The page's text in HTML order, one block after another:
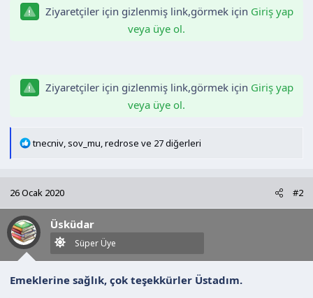
a
i
Ziyaretçiler için gizlenmiş link,görmek için Giriş yap
veya üye ol.
Ziyaretçiler için gizlenmiş link,görmek için Giriş yap
veya üye ol.
T
i
l
e
r
tnecniv sov_mu redrose ve 27 diğerleri
26 Ocak 2020 #2
Üsküdar
Süper Üye
Emeklerine sağlık, çok teşekkürler Üstadım.